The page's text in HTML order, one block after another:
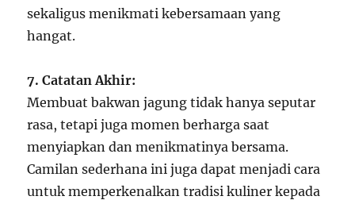
sekaligus menikmati kebersamaan yang
hangat.
7. Catatan Akhir:
Membuat bakwan jagung tidak hanya seputar
rasa, tetapi juga momen berharga saat
menyiapkan dan menikmatinya bersama.
Camilan sederhana ini juga dapat menjadi cara
untuk memperkenalkan tradisi kuliner kepada